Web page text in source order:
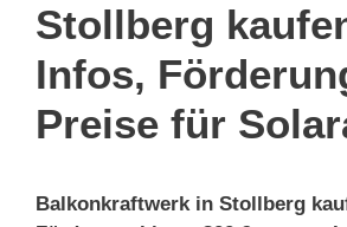
Stollberg
Infos,
Preise für
Balkonkraftwerk in Stollberg